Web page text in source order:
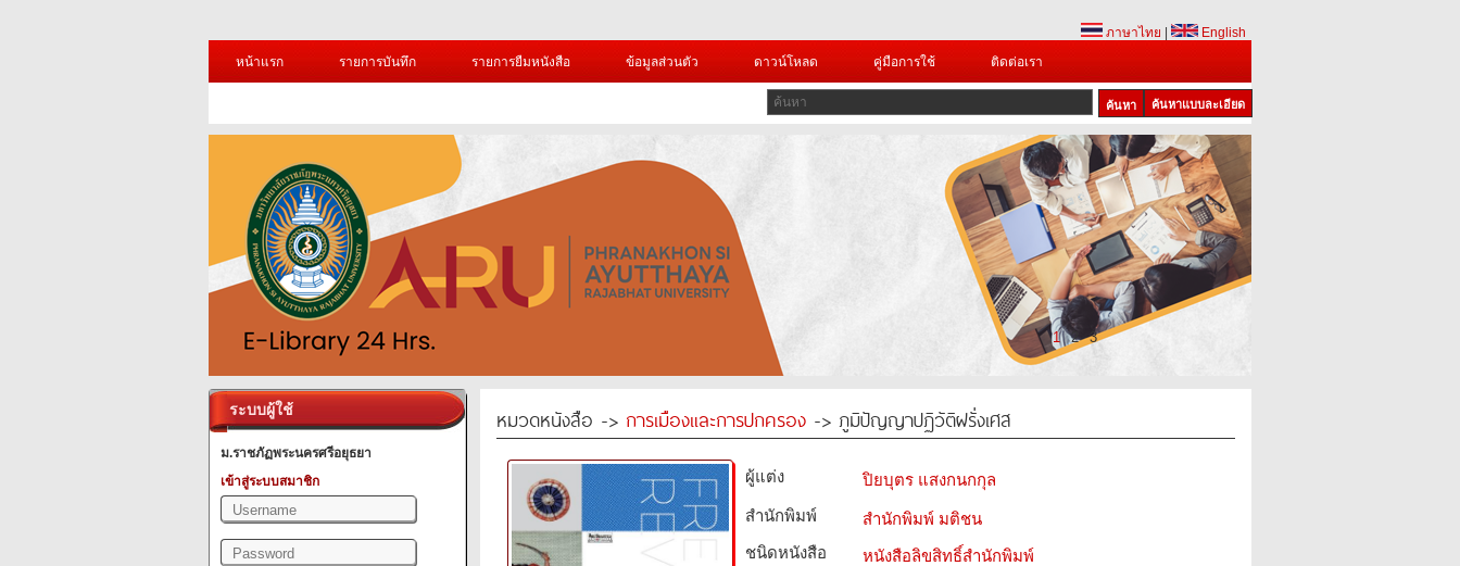
ภาษาไทย
English
หน้าแรก
รายการบันทึก รายการยืมหนังสือ ข้อมูลส่วนตัว ดาวน์โหลด คู่มือการใช้ ติดต่อเรา
ค้นหาแบบละเอียด
1 2 3
ระบบผู้ใช้
ม.ราชภัฏพระนครศรีอยุธยา
เข้าสู่ระบบสมาชิก
หมวดหนังสือ -> การเมืองและการปกครอง -> ภูมิปัญญาปฏิวัติฝรั่งเศส
ผู้แต่ง
ปิยบุตร แสงกนกกุล
สำนักพิมพ์
สำนักพิมพ์ มติชน
ชนิดหนังสือ­
หนังสือลิขสิทธิ์สำนักพิมพ์